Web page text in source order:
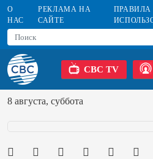
О
НАС
РЕКЛАМА НА
САЙТЕ
ПРАВИЛА
CBC TV
8 августа, суббота